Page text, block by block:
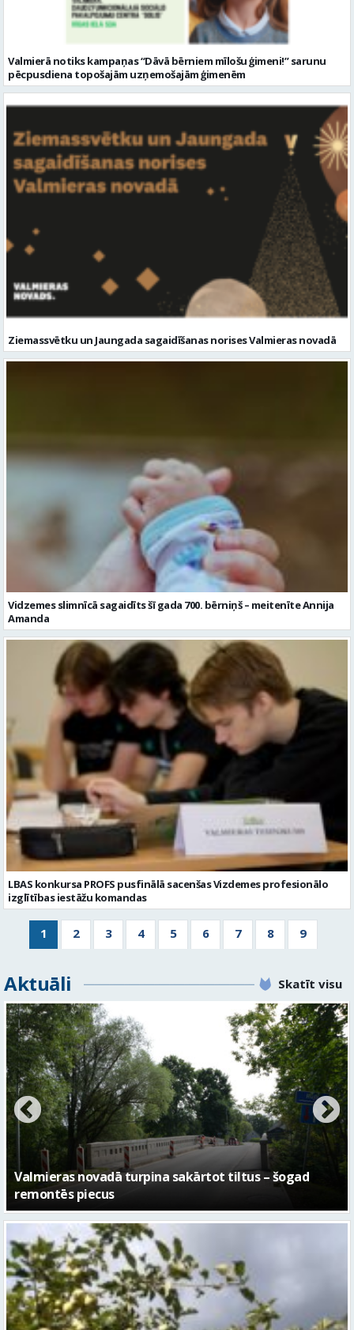
Valmierā notiks kampaņas “Dāvā bērniem mīlošu ģimeni!” sarunu
pēcpusdiena topošajām uzņemošajām ģimenēm
Ziemassvētku un Jaungada sagaidīšanas norises Valmieras novadā
Vidzemes slimnīcā sagaidīts šī gada 700. bērniņš – meitenīte Annija
Amanda
LBAS konkursa PROFS pusfinālā sacenšas Vizdemes profesionālo
izglītības iestāžu komandas
1 2 3 4 5 6 7 8 9
Aktuāli Skatīt visu
No pagaidu teātra līdz laikmetīgās kultūras centram
– kā attīstīsies “Kurtuve”